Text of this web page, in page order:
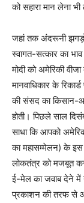
को सहारा मान लेना भी
जहां तक अंदरूनी
स्वागत-सत्कार का
मोदी को अमेरिकी
मानवाधिकार के
की संसद का किसान-
होती। पिछले साल
साधा कि आपको
का महासम्मेलन) के
लोकतंत्र को मजबूत
ई-मेल का जवाब देने में
प्रकाशन की तरफ से